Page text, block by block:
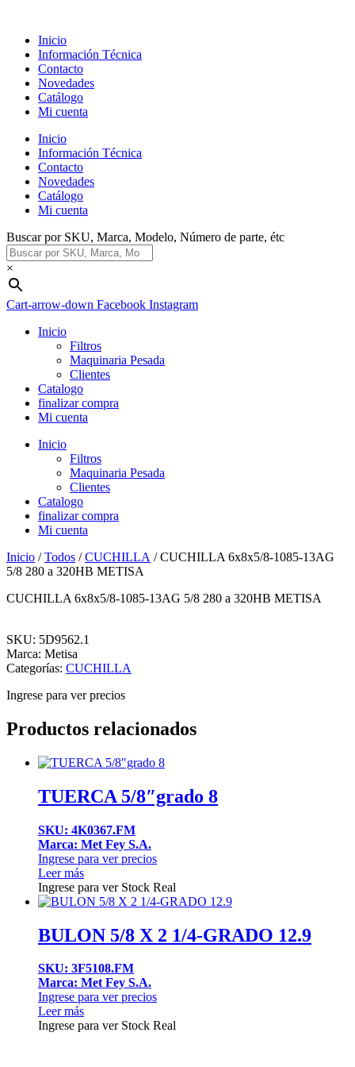
contenido
Inicio
Información Técnica
Contacto
Novedades
Catálogo
Mi cuenta
Inicio
Información Técnica
Contacto
Novedades
Catálogo
Mi cuenta
Buscar por SKU, Marca, Modelo, Número de parte, étc
×
Cart-arrow-down Facebook Instagram
Inicio
Filtros
Maquinaria Pesada
Clientes
Catalogo
finalizar compra
Mi cuenta
Inicio
Filtros
Maquinaria Pesada
Clientes
Catalogo
finalizar compra
Mi cuenta
Inicio /Todos /CUCHILLA / CUCHILLA 6x8x5/8-1085-13AG
5/8 280 a 320HB METISA
CUCHILLA 6x8x5/8-1085-13AG 5/8 280 a 320HB METISA
SKU: 5D9562.1
Marca: Metisa
Categorías: CUCHILLA
Ingrese para ver precios
Productos relacionados
TUERCA 5/8″grado 8
SKU: 4K0367.FM
Marca: Met Fey S.A.
Ingrese para ver precios
Leer más
Ingrese para ver Stock Real
BULON 5/8 X 2 1/4-GRADO 12.9
SKU: 3F5108.FM
Marca: Met Fey S.A.
Ingrese para ver precios
Leer más
Ingrese para ver Stock Real